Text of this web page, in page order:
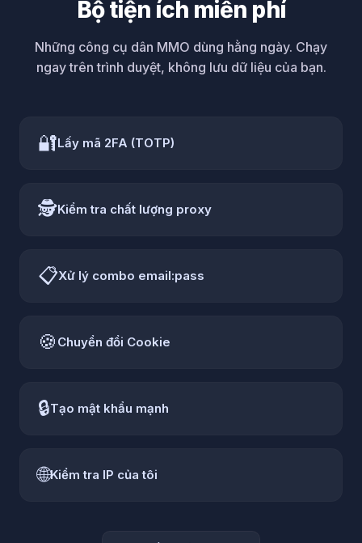
Bộ tiện ích miễn phí
Những công cụ dân MMO dùng hằng ngày. Chạy
ngay trên trình duyệt, không lưu dữ liệu của bạn.
🔐Lấy mã 2FA (TOTP)
🕵️Kiểm tra chất lượng proxy
📋Xử lý combo email:pass
🍪 Chuyển đổi Cookie
🔒Tạo mật khẩu mạnh
🌐Kiểm tra IP của tôi